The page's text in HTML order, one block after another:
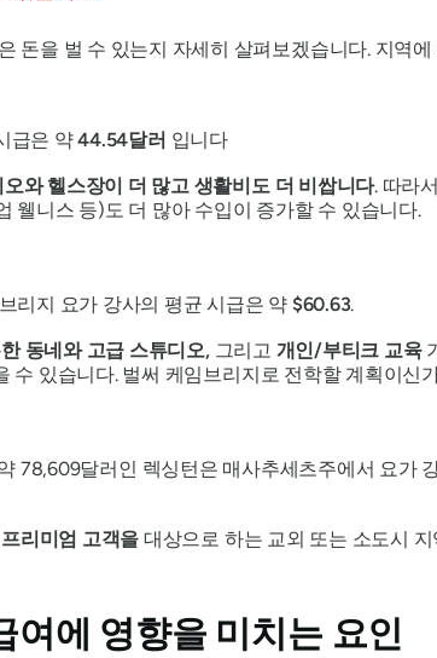
돈을 벌 수 있는지 자세히 살펴보겠습니다. 지역
급은 약44.54달러 입니다
오와 헬스장이 더 많고 생활비도 더 비쌉니다. 따라
웰니스 등)도 더 많아 수입이 증가할 수 있습니다.
리지 요가 강사의 평균 시급은 약 $60.63.
동네와 고급 스튜디오,그리고 개인/부티크 교육
수 있습니다. 벌써 케임브리지로 전학할 계획이신
78,609달러인 렉싱턴은 매사추세츠주에서 요가
리미엄 고객을 대상으로 하는 교외 또는 소도시
여에 영향을 미치는 요인